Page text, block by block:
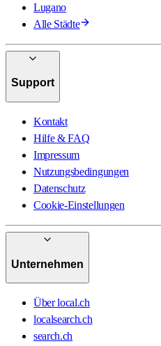
Lugano
Alle Städte
Support
Kontakt
Hilfe & FAQ
Impressum
Nutzungsbedingungen
Datenschutz
Cookie-Einstellungen
Unternehmen
Über local.ch
localsearch.ch
search.ch